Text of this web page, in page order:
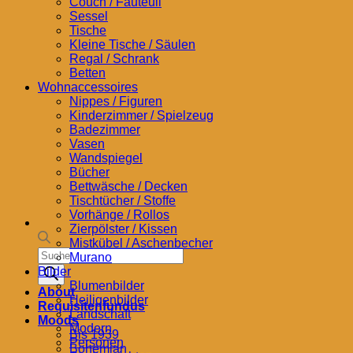
Products
search
About
Requisitenfundus
Moods
Bis 1939
Bohemian
Sessel
Tische
Kleine Tische / Säulen
Regal / Schrank
Betten
Wohnaccessoires
Nippes / Figuren
Kinderzimmer / Spielzeug
Badezimmer
Vasen
Wandspiegel
Bücher
Bettwäsche / Decken
Tischtücher / Stoffe
Vorhänge / Rollos
Zierpölster / Kissen
Mistkübel / Aschenbecher
Murano
Bilder
Blumenbilder
Heiligenbilder
Landschaft
Modern
Personen